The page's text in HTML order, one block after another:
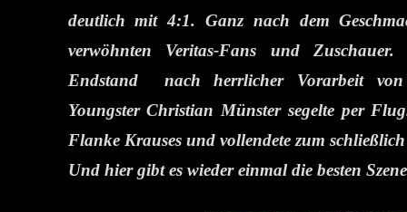
deutlich mit 4:1. Ganz nach dem
verwöhnten Veritas-Fans und
Endstand nach herrlicher Vorarbeit
Youngster Christian Münster segelte per
Flanke Krauses und vollendete zum
Und hier gibt es wieder einmal die besten